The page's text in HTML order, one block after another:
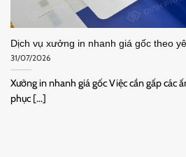
Dịch vụ xưởng in nhanh giá gốc theo
31/07/2026
Xưởng in nhanh giá gốc Việc cần gấp các
phục [...]